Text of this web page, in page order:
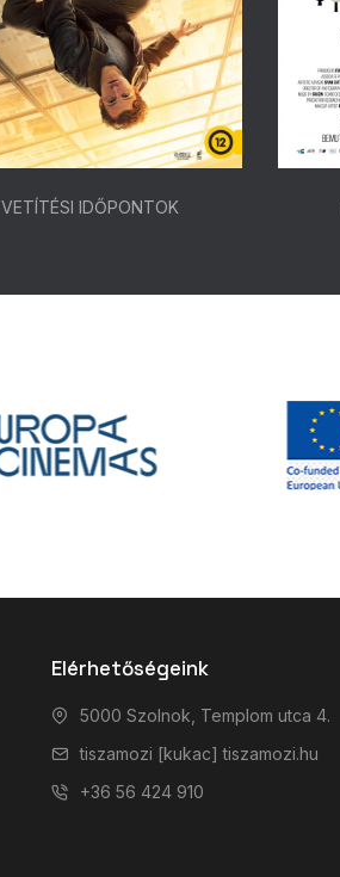
VETÍTÉSI IDŐPONTOK
Elérhetőségeink
5000 Szolnok, Templom utca 4.
tiszamozi [kukac] tiszamozi.hu
+36 56 424 910